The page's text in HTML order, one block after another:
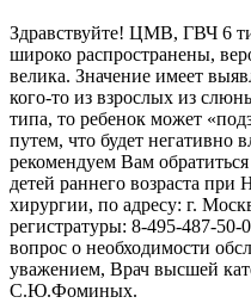
Здравствуйте! ЦМВ, ГВЧ 6
широко распространены,
велика. Значение имеет
кого-то из взрослых из
типа, то ребенок может
путем, что будет негативно
рекомендуем Вам
детей раннего возраста
хирургии, по адресу: г.
регистратуры: 8-495-487-50-
вопрос о необходимости
уважением, Врач высшей
С.Ю.Фоминых.